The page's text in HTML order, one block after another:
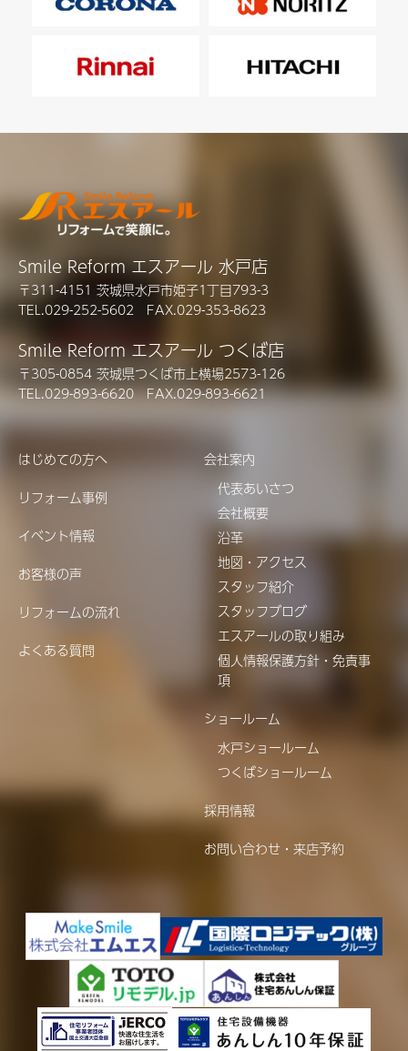
Smile Reform エスアール 水戸店
〒311-4151 茨城県水戸市姫子1丁目793-3
TEL.029-252-5602 FAX.029-353-8623
Smile Reform エスアール つくば店
〒305-0854 茨城県つくば市上横場2573-126
TEL.029-893-6620 FAX.029-893-6621
はじめての方へ
リフォーム事例
イベント情報
お客様の声
リフォームの流れ
よくある質問
会社案内
代表あいさつ
会社概要
沿革
地図・アクセス
スタッフ紹介
スタッフブログ
エスアールの取り組み
個人情報保護方針・免責事
項
ショールーム
水戸ショールーム
つくばショールーム
採用情報
お問い合わせ・来店予約